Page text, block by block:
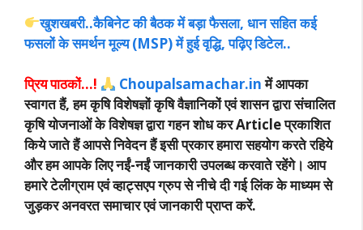
खुशखबरी..कैबिनेट की बैठक में बड़ा फैसला, धान सहित कई
फसलों के समर्थन मूल्य (MSP) में हुई वृद्धि, पढ़िए डिटेल..
प्रिय पाठकों…! Choupalsamachar.inमें आपका
स्वागत हैं, हम कृषि विशेषज्ञों कृषि वैज्ञानिकों एवं शासन द्वारा संचालित
कृषि योजनाओं के विशेषज्ञ द्वारा गहन शोध कर Article प्रकाशित
किये जाते हैं आपसे निवेदन हैं इसी प्रकार हमारा सहयोग करते रहिये
और हम आपके लिए नईं-नईं जानकारी उपलब्ध करवाते रहेंगे। आप
हमारे टेलीग्राम एवं व्हाट्सएप ग्रुप से नीचे दी गई लिंक के माध्यम से
जुड़कर अनवरत समाचार एवं जानकारी प्राप्त करें.